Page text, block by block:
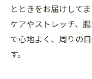
とときをお届けして
ケアやストレッチ、
で心地よく、周りの
す。